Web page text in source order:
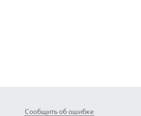
Сообщить об ошибке